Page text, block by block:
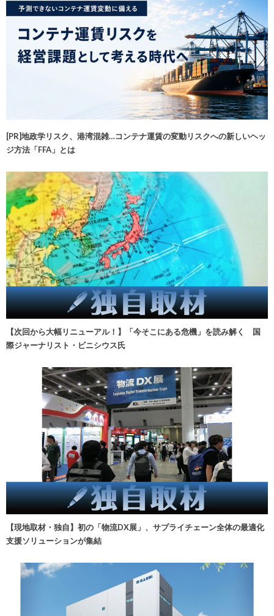
[PR]地政学リスク、港湾混雑…コンテナ運賃の変動リスクへの新しいヘッ
ジ方法「FFA」とは
【次回から大幅リニューアル！】「今そこにある危機」を読み解く 国
際ジャーナリスト・ビニシウス氏
【現地取材・独自】初の「物流DX展」、サプライチェーン全体の最適化
支援ソリューションが集結